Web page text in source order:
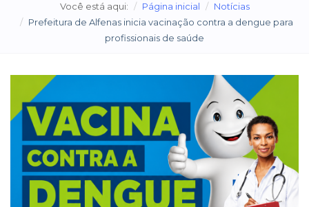
Você está aqui: Página inicial
Notícias
Prefeitura de Alfenas inicia vacinação contra a dengue para
profissionais de saúde